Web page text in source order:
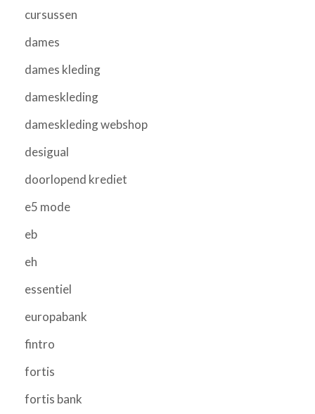
cursussen
dames
dames kleding
dameskleding
dameskleding webshop
desigual
doorlopend krediet
e5 mode
eb
eh
essentiel
europabank
fintro
fortis
fortis bank